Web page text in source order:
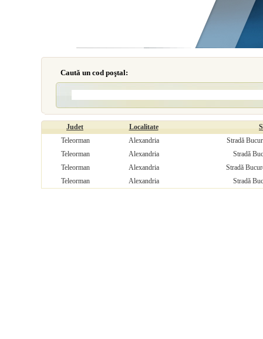
Caută un cod poştal:
Judet Localitate
Teleorman
Alexandria
Stradă
Teleorman
Alexandria
Stradă
Teleorman
Alexandria
Stradă
Teleorman
Alexandria Stradă